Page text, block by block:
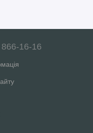
16-16